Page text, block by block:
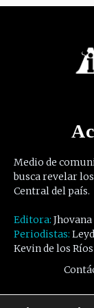
Medio de
busca revelar
Central del país.
Editora:
Periodistas:
Kevin de los Ríos